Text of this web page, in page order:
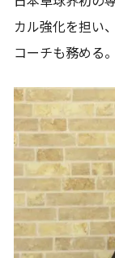
カル強化を担い
コーチも務める。